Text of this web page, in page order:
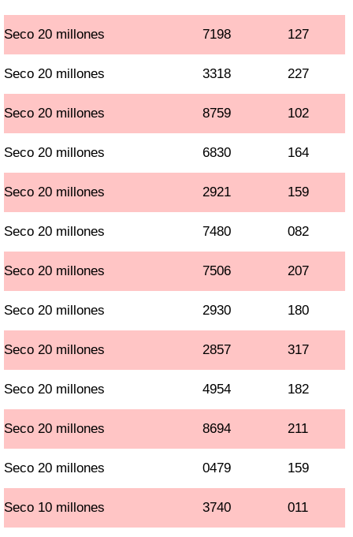
Seco 20 millones 7198 127
Seco 20 millones 3318 227
Seco 20 millones 8759 102
Seco 20 millones 6830 164
Seco 20 millones 2921 159
Seco 20 millones 7480 082
Seco 20 millones 7506 207
Seco 20 millones 2930 180
Seco 20 millones 2857 317
Seco 20 millones 4954 182
Seco 20 millones 8694 211
Seco 20 millones 0479 159
Seco 10 millones 3740 011